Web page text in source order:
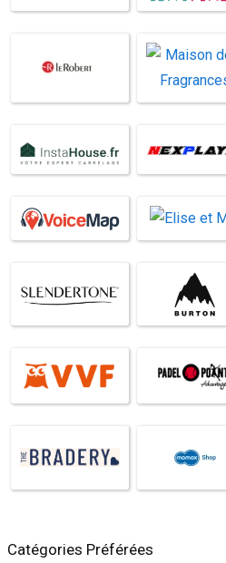
Catégories Préférées